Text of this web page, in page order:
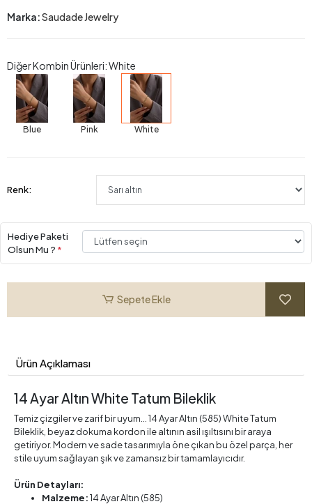
Marka:Saudade Jewelry
Diğer Kombin Ürünleri: White
Blue Pink White
Renk:
Hediye Paketi
Olsun Mu ? *
Sepete Ekle
Ürün Açıklaması
14 Ayar Altın White Tatum Bileklik
Temiz çizgiler ve zarif bir uyum... 14 Ayar Altın (585) White Tatum
Bileklik, beyaz dokuma kordon ile altının asil ışıltısını bir araya
getiriyor. Modern ve sade tasarımıyla öne çıkan bu özel parça, her
stile uyum sağlayan şık ve zamansız bir tamamlayıcıdır.
Ürün Detayları:
Malzeme:14 Ayar Altın (585)